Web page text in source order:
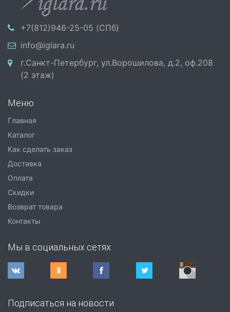
+7(812)946-25-05 (СПб)
info@iglara.ru
г.Санкт-Петербург, ул.Ворошилова, д.2, оф.208
(2 этаж)
Меню
Главная
Каталог
Как сделать заказ
Доставка
Оплата
Скидки
Возврат товара
Контакты
Мы в социальных сетях
Подписаться на новости